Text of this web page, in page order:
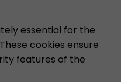
essential for the
cookies ensure
features of the